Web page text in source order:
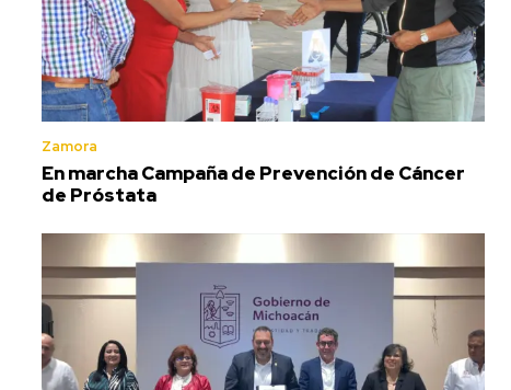
Zamora
En marcha Campaña de Prevención de Cáncer
de Próstata